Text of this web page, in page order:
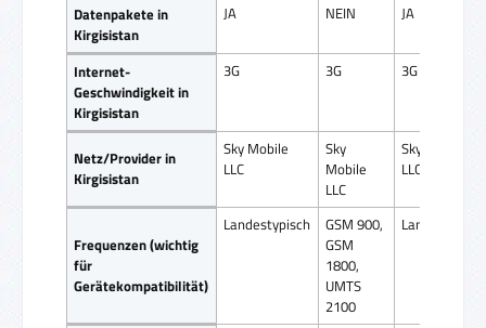
Datenpakete in
Kirgisistan
JA NEIN JA
Internet-
Geschwindigkeit in
Kirgisistan
3G 3G 3G
Netz/Provider in
Kirgisistan
Sky Mobile
LLC
Sky
Mobile
LLC
Sky Mobile
LLC
Frequenzen (wichtig
für
Gerätekompatibilität)
Landestypisch
GSM 900,
GSM
1800,
UMTS
2100